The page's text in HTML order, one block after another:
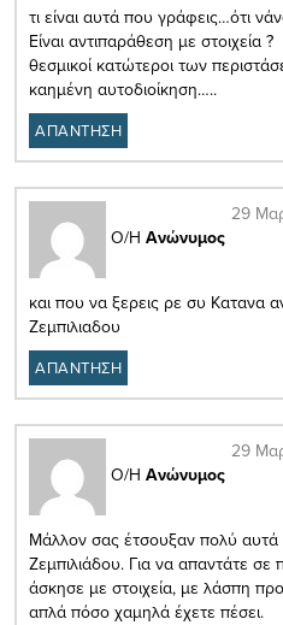
τι είναι αυτά που γράφεις…ότι
Είναι αντιπαράθεση με στοιχεία ?
θεσμικοί κατώτεροι των
καημένη αυτοδιοίκηση…..
ΑΠΑΝΤΗΣΗ
Ο/Η Ανώνυμος
29
και που να ξερεις ρε συ Κατανα
Ζεμπιλιαδου
ΑΠΑΝΤΗΣΗ
Ο/Η Ανώνυμος
29
Μάλλον σας έτσουξαν πολύ
Ζεμπιλιάδου. Για να απαντάτε σε
άσκησε με στοιχεία, με λάσπη
απλά πόσο χαμηλά έχετε πέσει.